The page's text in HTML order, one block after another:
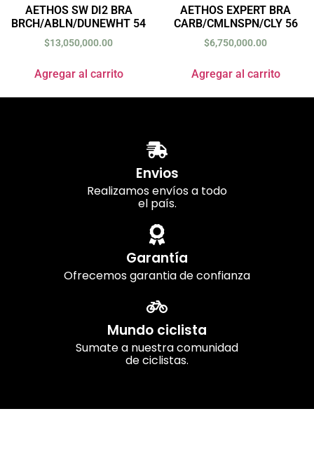
AETHOS SW DI2 BRA
BRCH/ABLN/DUNEWHT 54
$13,050,000.00
Agregar al carrito
AETHOS EXPERT BRA
CARB/CMLNSPN/CLY 56
$6,750,000.00
Agregar al carrito
Envios
Realizamos envíos a todo
el país.
Garantía
Ofrecemos garantia de confianza
Mundo ciclista
Sumate a nuestra comunidad
de ciclistas.